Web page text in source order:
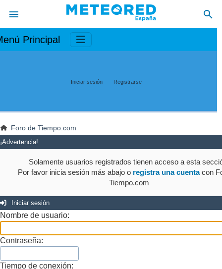
Principal
Iniciar sesión Registrarse
Foro de Tiempo.com
¡Advertencia!
Solamente usuarios registrados tienen acceso a esta
Por favor inicia sesión más abajo o registra una cuentacon
Tiempo.com
Iniciar sesión
Nombre de usuario:
Contraseña:
Tiempo de conexión: